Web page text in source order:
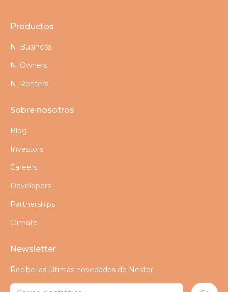
Productos
N. Business
N. Owners
N. Renters
Sobre nosotros
Blog
Investors
Careers
Developers
Partnerships
Climate
Newsletter
Recibe las últimas novedades de Nester